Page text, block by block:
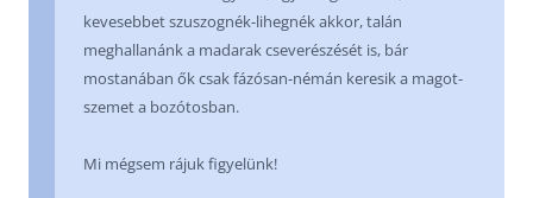
kevesebbet szuszognék-lihegnék akkor, talán
meghallanánk a madarak cseverészését is, bár
mostanában ők csak fázósan-némán keresik a magot-
szemet a bozótosban.
Mi mégsem rájuk figyelünk!